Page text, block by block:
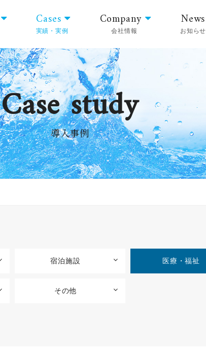
Cases
実績・実例
Company
会社情報
News
お知らせ
Case study
導入事例
宿泊施設 医療・福祉
その他